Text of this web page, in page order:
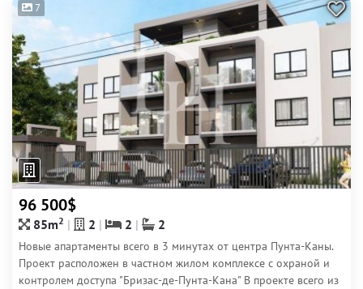
7
96 500$
85m2 2 2 2
Новые апартаменты всего в 3 минутах от центра Пунта-Каны.
Проект расположен в частном жилом комплексе с охраной и
контролем доступа "Бризас-де-Пунта-Кана" В проекте всего из